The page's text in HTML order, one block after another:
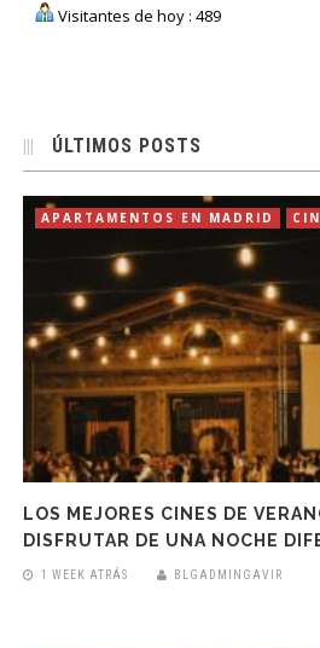
Visitantes de hoy : 489
ÚLTIMOS POSTS
APARTAMENTOS EN MADRID
LOS MEJORES CINES DE
DISFRUTAR DE UNA NOCHE
1 WEEK ATRÁS BLGADMINGAVIR